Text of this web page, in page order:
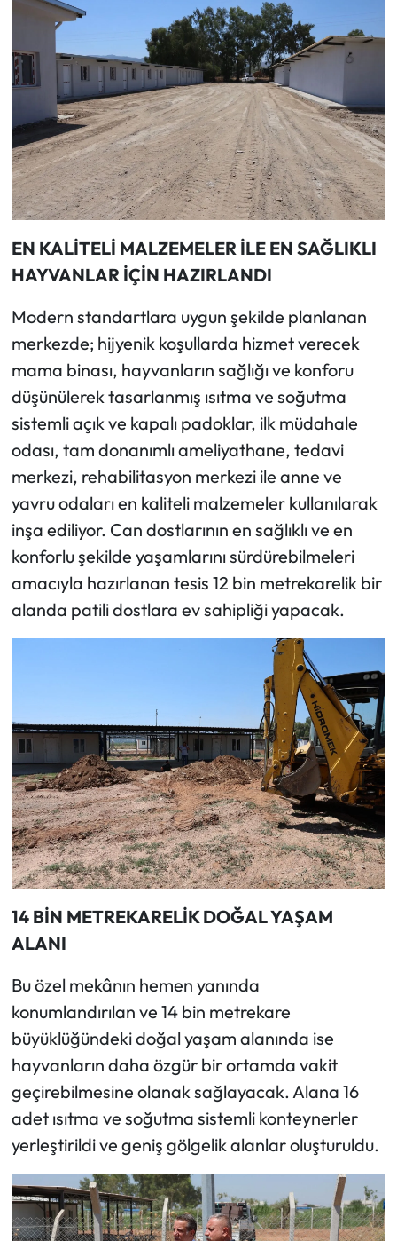
EN KALİTELİ MALZEMELER İLE EN SAĞLIKLI
HAYVANLAR İÇİN HAZIRLANDI
Modern standartlara uygun şekilde planlanan
merkezde; hijyenik koşullarda hizmet verecek
mama binası, hayvanların sağlığı ve konforu
düşünülerek tasarlanmış ısıtma ve soğutma
sistemli açık ve kapalı padoklar, ilk müdahale
odası, tam donanımlı ameliyathane, tedavi
merkezi, rehabilitasyon merkezi ile anne ve
yavru odaları en kaliteli malzemeler kullanılarak
inşa ediliyor. Can dostlarının en sağlıklı ve en
konforlu şekilde yaşamlarını sürdürebilmeleri
amacıyla hazırlanan tesis 12 bin metrekarelik bir
alanda patili dostlara ev sahipliği yapacak.
14 BİN METREKARELİK DOĞAL YAŞAM
ALANI
Bu özel mekânın hemen yanında
konumlandırılan ve 14 bin metrekare
büyüklüğündeki doğal yaşam alanında ise
hayvanların daha özgür bir ortamda vakit
geçirebilmesine olanak sağlayacak. Alana 16
adet ısıtma ve soğutma sistemli konteynerler
yerleştirildi ve geniş gölgelik alanlar oluşturuldu.